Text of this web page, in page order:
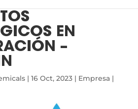
EN
–
| 16 Oct, 2023| Empresa|